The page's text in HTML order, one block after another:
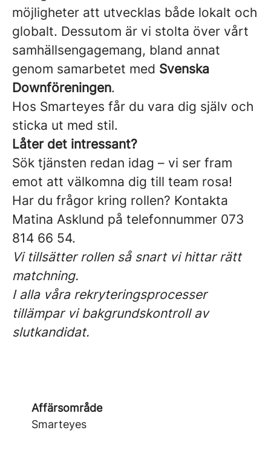
möjligheter att utvecklas både lokalt och
globalt. Dessutom är vi stolta över vårt
samhällsengagemang, bland annat
genom samarbetet med Svenska
Downföreningen.
Hos Smarteyes får du vara dig själv och
sticka ut med stil.
Låter det intressant?
Sök tjänsten redan idag – vi ser fram
emot att välkomna dig till team rosa!
Har du frågor kring rollen? Kontakta
Matina Asklund på telefonnummer 073
814 66 54.
Vi tillsätter rollen så snart vi hittar rätt
matchning.
I alla våra rekryteringsprocesser
tillämpar vi bakgrundskontroll av
slutkandidat.
Affärsområde
Smarteyes